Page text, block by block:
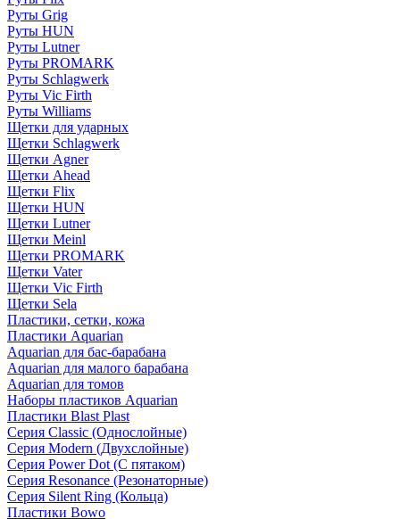
Руты Grig
Руты HUN
Руты Lutner
Руты PROMARK
Руты Schlagwerk
Руты Vic Firth
Руты Williams
Щетки для ударных
Щетки Schlagwerk
Щетки Agner
Щетки Ahead
Щетки Flix
Щетки HUN
Щетки Lutner
Щетки Meinl
Щетки PROMARK
Щетки Vater
Щетки Vic Firth
Щетки Sela
Пластики, сетки, кожа
Пластики Aquarian
Aquarian для бас-барабана
Aquarian для малого барабана
Aquarian для томов
Наборы пластиков Aquarian
Пластики Blast Plast
Серия Classic (Однослойные)
Серия Modern (Двухслойные)
Серия Power Dot (С пятаком)
Серия Resonance (Резонаторные)
Серия Silent Ring (Кольца)
Пластики Bowo